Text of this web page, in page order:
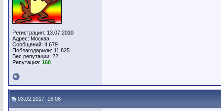
Регистрация: 13.07.2010
Адрес: Москва
Сообщений: 4,679
Поблагодарили: 11,825
Вес репутации: 22
Репутация: 160
03.02.2017, 16:08